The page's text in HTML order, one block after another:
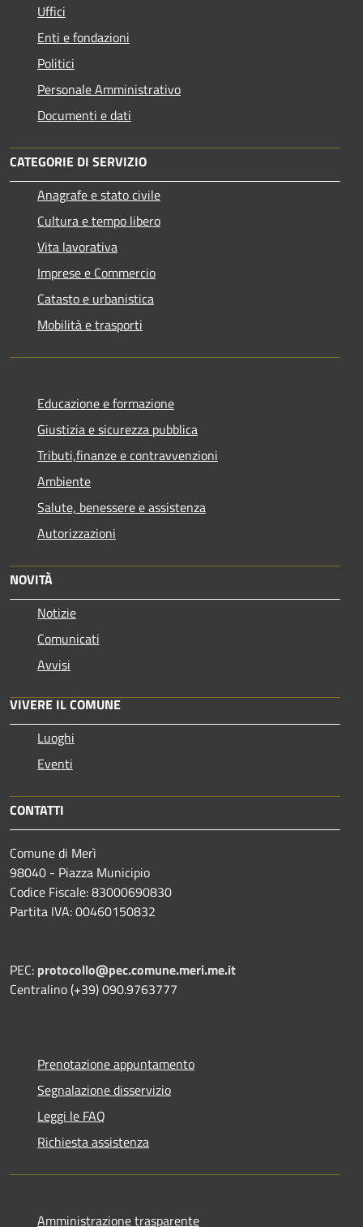
Uffici
Enti e fondazioni
Politici
Personale Amministrativo
Documenti e dati
CATEGORIE DI SERVIZIO
Anagrafe e stato civile
Cultura e tempo libero
Vita lavorativa
Imprese e Commercio
Catasto e urbanistica
Mobilità e trasporti
Educazione e formazione
Giustizia e sicurezza pubblica
Tributi,finanze e contravvenzioni
Ambiente
Salute, benessere e assistenza
Autorizzazioni
NOVITÀ
Notizie
Comunicati
Avvisi
VIVERE IL COMUNE
Luoghi
Eventi
CONTATTI
Comune di Merì
98040 - Piazza Municipio
Codice Fiscale: 83000690830
Partita IVA: 00460150832
PEC: protocollo@pec.comune.meri.me.it
Centralino (+39) 090.9763777
Prenotazione appuntamento
Segnalazione disservizio
Leggi le FAQ
Richiesta assistenza
Amministrazione trasparente